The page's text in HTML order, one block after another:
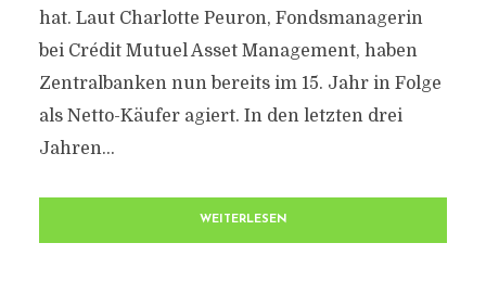
hat. Laut Charlotte Peuron, Fondsmanagerin
bei Crédit Mutuel Asset Management, haben
Zentralbanken nun bereits im 15. Jahr in Folge
als Netto-Käufer agiert. In den letzten drei
Jahren...
WEITERLESEN